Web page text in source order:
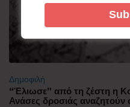
Δημοφιλή
“Έλιωσε” από τη ζέστη η
Ανάσες δροσιάς αναζητούν